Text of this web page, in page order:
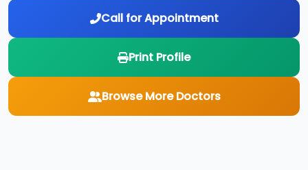
Call for Appointment
Print Profile
Browse More Doctors